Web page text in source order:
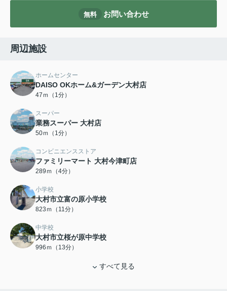
無料 お問い合わせ
周辺施設
ホームセンター
DAISO OKホーム&ガーデン大村店
47ｍ（1分）
スーパー
業務スーパー 大村店
50ｍ（1分）
コンビニエンスストア
ファミリーマート 大村今津町店
289ｍ（4分）
小学校
大村市立富の原小学校
823ｍ（11分）
中学校
大村市立桜が原中学校
996ｍ（13分）
すべて見る